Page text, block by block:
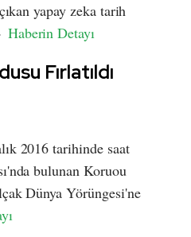
yapay zeka tarih
Haberin Detayı
Fırlatıldı
2016 tarihinde saat
bulunan Koruou
Dünya Yörüngesi'ne